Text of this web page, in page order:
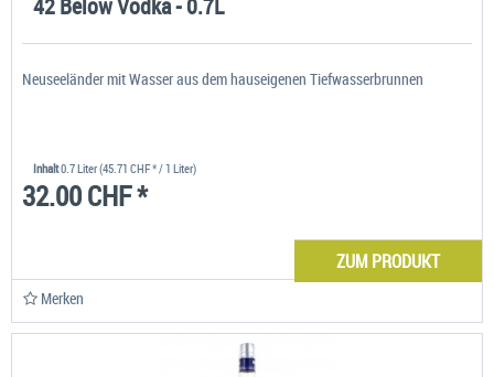
Neuseeländer mit Wasser aus dem hauseigenen Tiefwasserbrunnen
Inhalt0.7 Liter(45.71 CHF * / 1 Liter)
32.00 CHF *
ZUM PRODUKT
Merken